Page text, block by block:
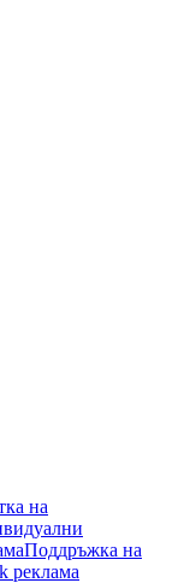
на
Поддръжка на
реклама